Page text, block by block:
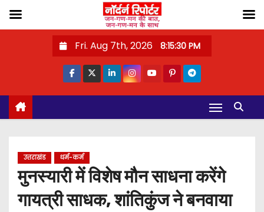
o
Fri. Aug 7th, 2026 8:15:30 PM
उत्तराखंड धर्म-कर्म
मुनस्यारी में विशेष मौन साधना करेंगे
गायत्री साधक, शांतिकुंज ने बनवाया